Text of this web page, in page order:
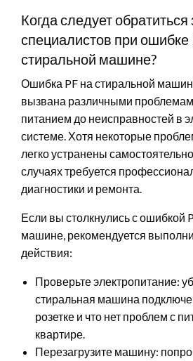
Когда следует
специалистов при ошибке
стиральной машине?
Ошибка PF на стиральной
вызвана различными
питанием до неисправностей в
системе. Хотя некоторые
легко устранены
случаях требуется
диагностики и ремонта.
Если вы столкнулись с ошибкой
машине, рекомендуется
действия:
Проверьте электропитание:
стиральная машина
розетке и что нет проблем с
квартире.
Перезагрузите машину: